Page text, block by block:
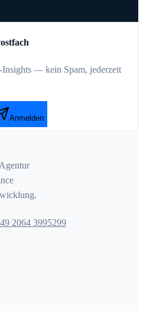
— kein Spam, jederzeit
Anmelden
2064 3995299